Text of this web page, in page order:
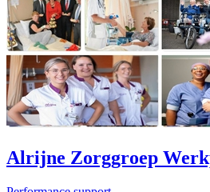
Alrijne Zorggroep